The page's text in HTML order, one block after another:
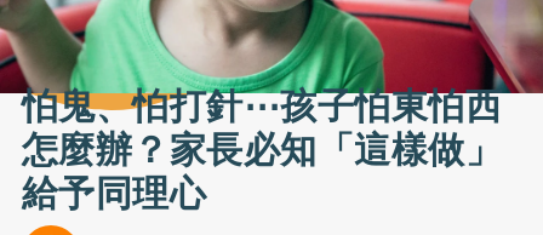
怕鬼、怕打針⋯孩子怕東怕西
怎麼辦？家長必知「這樣做」
給予同理心